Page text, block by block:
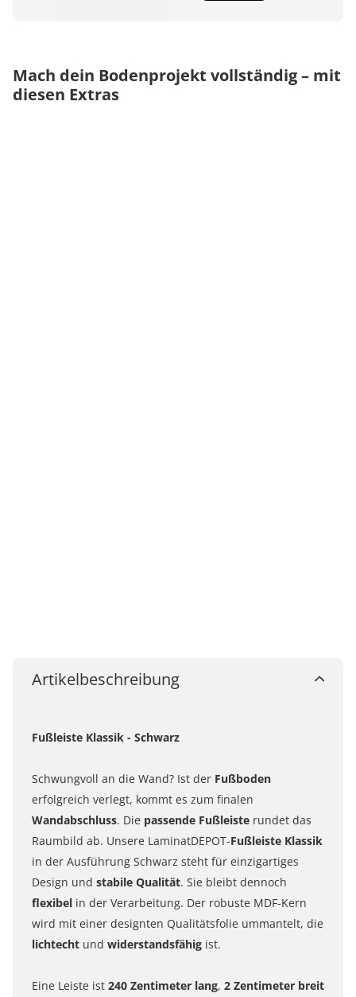
Mach dein Bodenprojekt vollständig – mit
diesen Extras
Artikelbeschreibung
Fußleiste Klassik - Schwarz
Schwungvoll an die Wand? Ist der Fußboden
erfolgreich verlegt, kommt es zum finalen
Wandabschluss. Die passende Fußleiste rundet das
Raumbild ab. Unsere LaminatDEPOT-Fußleiste Klassik
in der Ausführung Schwarz steht für einzigartiges
Design und stabile Qualität. Sie bleibt dennoch
flexibel in der Verarbeitung. Der robuste MDF-Kern
wird mit einer designten Qualitätsfolie ummantelt, die
lichtecht und widerstandsfähig ist.
Eine Leiste ist 240 Zentimeter lang, 2 Zentimeter breit